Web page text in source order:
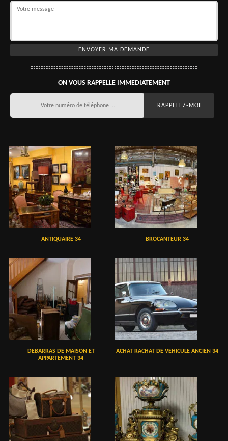
ON VOUS RAPPELLE IMMEDIATEMENT
ANTIQUAIRE 34 BROCANTEUR 34
DEBARRAS DE MAISON ET
APPARTEMENT 34
ACHAT RACHAT DE VEHICULE ANCIEN 34